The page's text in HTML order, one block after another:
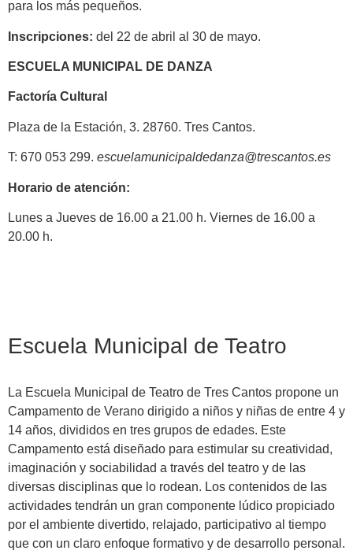
para los más pequeños.
Inscripciones: del 22 de abril al 30 de mayo.
ESCUELA MUNICIPAL DE DANZA
Factoría Cultural
Plaza de la Estación, 3. 28760. Tres Cantos.
T: 670 053 299. escuelamunicipaldedanza@trescantos.es
Horario de atención:
Lunes a Jueves de 16.00 a 21.00 h. Viernes de 16.00 a
20.00 h.
Escuela Municipal de Teatro
La Escuela Municipal de Teatro de Tres Cantos propone un
Campamento de Verano dirigido a niños y niñas de entre 4 y
14 años, divididos en tres grupos de edades. Este
Campamento está diseñado para estimular su creatividad,
imaginación y sociabilidad a través del teatro y de las
diversas disciplinas que lo rodean. Los contenidos de las
actividades tendrán un gran componente lúdico propiciado
por el ambiente divertido, relajado, participativo al tiempo
que con un claro enfoque formativo y de desarrollo personal.